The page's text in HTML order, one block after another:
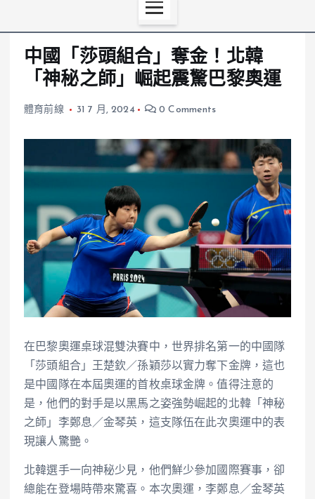
中國「莎頭組合」奪金！北韓
「神秘之師」崛起震驚巴黎奧運
體育前線 31 7 月, 2024 0 Comments
在巴黎奧運桌球混雙決賽中，世界排名第一的中國隊
「莎頭組合」王楚欽／孫穎莎以實力奪下金牌，這也
是中國隊在本屆奧運的首枚桌球金牌。值得注意的
是，他們的對手是以黑馬之姿強勢崛起的北韓「神秘
之師」李鄭息／金琴英，這支隊伍在此次奧運中的表
現讓人驚艷。
北韓選手一向神秘少見，他們鮮少參加國際賽事，卻
總能在登場時帶來驚喜。本次奧運，李鄭息／金琴英